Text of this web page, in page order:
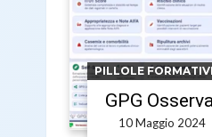
PILLOLE
GPG
10 Maggio 2024